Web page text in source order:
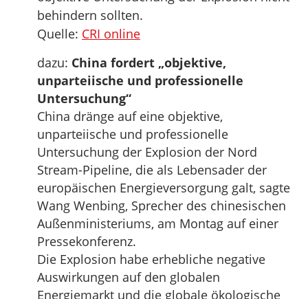
behindern sollten.
Quelle: CRI online
dazu: China fordert „objektive,
unparteiische und professionelle
Untersuchung“
China dränge auf eine objektive,
unparteiische und professionelle
Untersuchung der Explosion der Nord
Stream-Pipeline, die als Lebensader der
europäischen Energieversorgung galt, sagte
Wang Wenbing, Sprecher des chinesischen
Außenministeriums, am Montag auf einer
Pressekonferenz.
Die Explosion habe erhebliche negative
Auswirkungen auf den globalen
Energiemarkt und die globale ökologische